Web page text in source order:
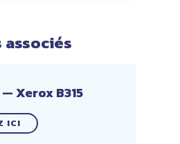
Xerox B315
ICI